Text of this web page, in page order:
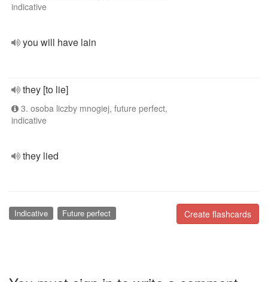
indicative
you will have lain
they [to lie]
3. osoba liczby mnogiej, future perfect,
indicative
they lied
Create flashcards
Indicative Future perfect